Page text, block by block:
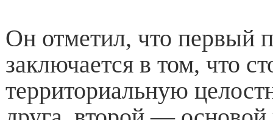
Он отметил, что первый
заключается в том, что
территориальную